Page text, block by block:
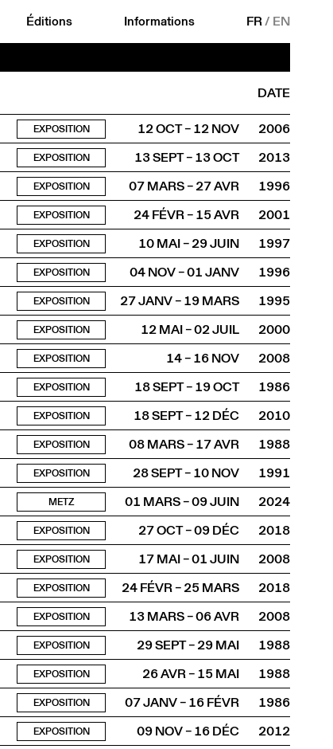
Éditions Informations FR/ EN
DATE
EXPOSITION 12 OCT – 12 NOV
2006
EXPOSITION 13 SEPT – 13 OCT
2013
EXPOSITION 07 MARS – 27 AVR
1996
EXPOSITION 24 FÉVR – 15 AVR
2001
EXPOSITION 10 MAI – 29 JUIN
1997
EXPOSITION 04 NOV – 01 JANV
1996
EXPOSITION 27 JANV – 19 MARS
1995
EXPOSITION 12 MAI – 02 JUIL
2000
EXPOSITION 14 – 16 NOV
2008
EXPOSITION 18 SEPT – 19 OCT
1986
EXPOSITION 18 SEPT – 12 DÉC
2010
EXPOSITION 08 MARS – 17 AVR
1988
EXPOSITION 28 SEPT – 10 NOV
1991
METZ 01 MARS – 09 JUIN
2024
EXPOSITION 27 OCT – 09 DÉC
2018
EXPOSITION 17 MAI – 01 JUIN
2008
EXPOSITION 24 FÉVR – 25 MARS
2018
EXPOSITION 13 MARS – 06 AVR
2008
EXPOSITION 29 SEPT – 29 MAI
1988
EXPOSITION 26 AVR – 15 MAI
1988
EXPOSITION 07 JANV – 16 FÉVR
1986
EXPOSITION 09 NOV – 16 DÉC
2012